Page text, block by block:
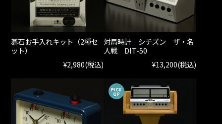
碁石お手入れキット（2種セ
ット）
¥2,980(税込)
対局時計 シチズン ザ・名
人戦 DIT-50
¥13,200(税込)